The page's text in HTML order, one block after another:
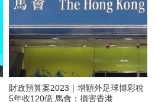
財政預算案2023｜增額外足球博彩稅
5年收120億 馬會：損害香港